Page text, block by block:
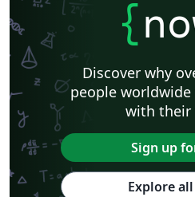
{
Discover why
people
with their
Sign up
Explore